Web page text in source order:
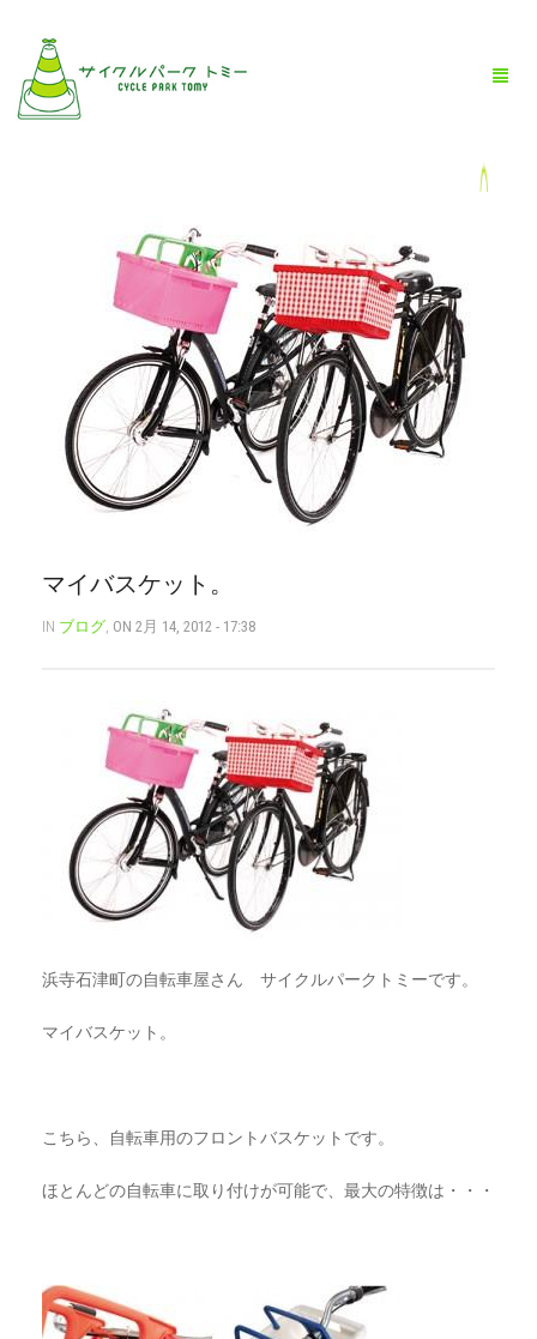
店舗情報
お問い合わせ
お買い物ガイド
マイアカウント（初回登録はこちら）
マイバスケット。
IN ブログ, ON 2月 14, 2012 - 17:38
浜寺石津町の自転車屋さん サイクルパークトミーです。
マイバスケット。
こちら、自転車用のフロントバスケットです。
ほとんどの自転車に取り付けが可能で、最大の特徴は・・・